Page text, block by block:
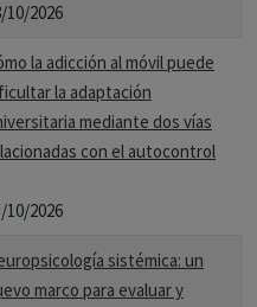
10/2026
la adicción al móvil puede
la adaptación
mediante dos vías
con el autocontrol
10/2026
sistémica: un
marco para evaluar y